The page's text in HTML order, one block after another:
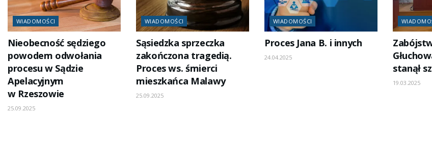
WIADOMOŚCI
Nieobecność sędziego
powodem odwołania
procesu w Sądzie
Apelacyjnym
w Rzeszowie
25.09.2025
WIADOMOŚCI
Sąsiedzka sprzeczka
zakończona tragedią.
Proces ws. śmierci
mieszkańca Malawy
25.09.2025
WIADOMOŚCI
Proces Jana B. i innych
24.04.2025
stanął
19.03.2025